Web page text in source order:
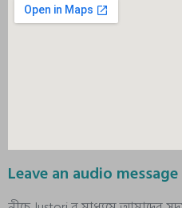
Leave an audio message